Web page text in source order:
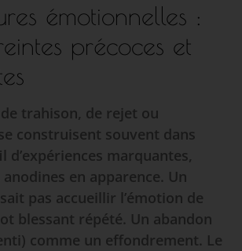
émotionnelles :
précoces et
trahison, de rejet ou
construisent souvent dans
d’expériences marquantes,
en apparence. Un
pas accueillir l’émotion de
blessant répété. Un abandon
comme un effondrement. Le